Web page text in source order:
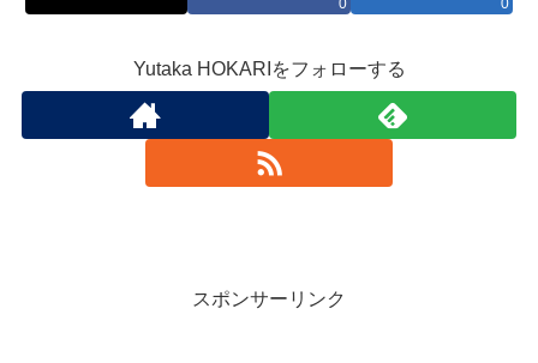
Yutaka HOKARIをフォローする
スポンサーリンク